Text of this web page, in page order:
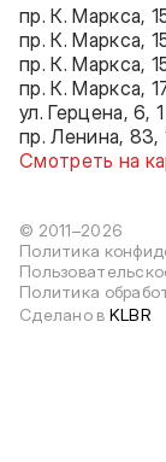
© 2011–2026
Политика
Политика
Сделано в KLBR
пр. К. Маркса,
пр. К. Маркса,
пр. К. Маркса,
пр. К. Маркса,
ул. Герцена, 6,
пр. Ленина, 83,
Смотреть на